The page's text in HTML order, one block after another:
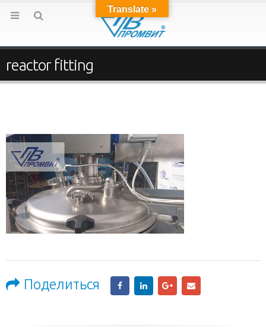
reactor fitting
Поделиться
Translate »